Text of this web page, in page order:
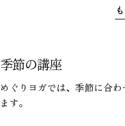
これが「ゴースト血管」
です。
季節の講座
めぐりヨガでは、季節に合
ます。